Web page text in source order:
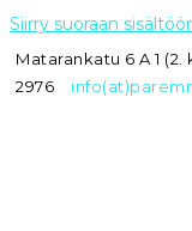
Siirry suoraan
Matarankatu 6 A 1
2976